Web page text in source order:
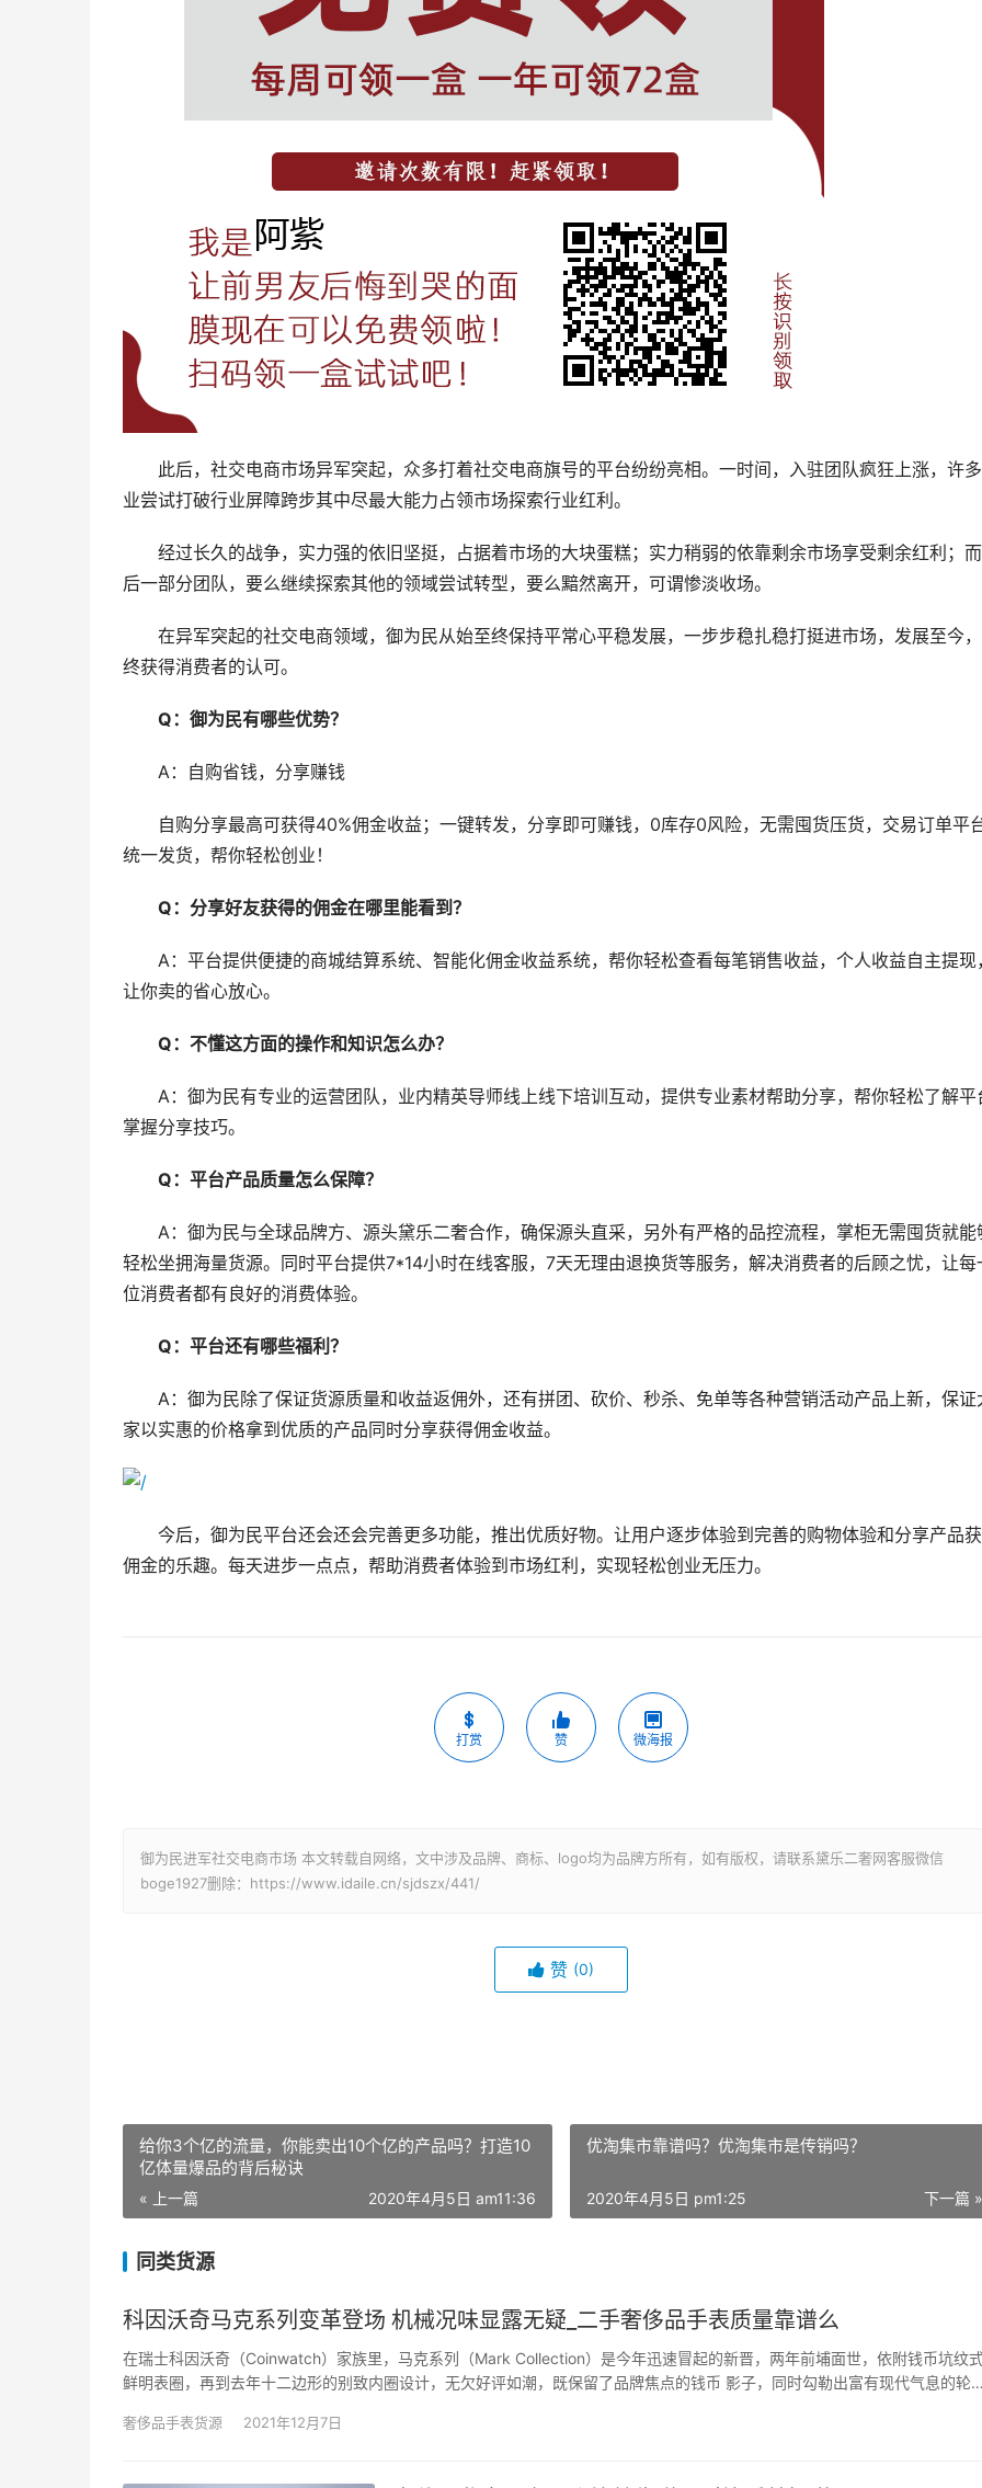
此后，社交电商市场异军突起，众多打着社交电商旗号的平台纷纷亮相。一时间，入驻团队疯狂上涨，许
业尝试打破行业屏障跨步其中尽最大能力占领市场探索行业红利。
经过长久的战争，实力强的依旧坚挺，占据着市场的大块蛋糕；实力稍弱的依靠剩余市场享受剩余红利；
后一部分团队，要么继续探索其他的领域尝试转型，要么黯然离开，可谓惨淡收场。
在异军突起的社交电商领域，御为民从始至终保持平常心平稳发展，一步步稳扎稳打挺进市场，发展至今
终获得消费者的认可。
Q：御为民有哪些优势？
A：自购省钱，分享赚钱
自购分享最高可获得40%佣金收益；一键转发，分享即可赚钱，0库存0风险，无需囤货压货，交易订单平
统一发货，帮你轻松创业！
Q：分享好友获得的佣金在哪里能看到？
A：平台提供便捷的商城结算系统、智能化佣金收益系统，帮你轻松查看每笔销售收益，个人收益自主提现
让你卖的省心放心。
Q：不懂这方面的操作和知识怎么办？
A：御为民有专业的运营团队，业内精英导师线上线下培训互动，提供专业素材帮助分享，帮你轻松了解平
掌握分享技巧。
Q：平台产品质量怎么保障？
A：御为民与全球品牌方、源头黛乐二奢合作，确保源头直采，另外有严格的品控流程，掌柜无需囤货就能
轻松坐拥海量货源。同时平台提供7*14小时在线客服，7天无理由退换货等服务，解决消费者的后顾之忧，让每
位消费者都有良好的消费体验。
Q：平台还有哪些福利？
A：御为民除了保证货源质量和收益返佣外，还有拼团、砍价、秒杀、免单等各种营销活动产品上新，保证
家以实惠的价格拿到优质的产品同时分享获得佣金收益。
今后，御为民平台还会还会完善更多功能，推出优质好物。让用户逐步体验到完善的购物体验和分享产品
佣金的乐趣。每天进步一点点，帮助消费者体验到市场红利，实现轻松创业无压力。
打赏 赞 微海报
御为民进军社交电商市场 本文转载自网络，文中涉及品牌、商标、logo均为品牌方所有，如有版权，请联系黛乐二奢网客服微信
boge1927删除：https://www.idaile.cn/sjdszx/441/
赞 (0)
给你3个亿的流量，你能卖出10个亿的产品吗？打造10
亿体量爆品的背后秘诀
« 上一篇 2020年4月5日 am11:36
优淘集市靠谱吗？优淘集市是传销吗？
下一篇 »
2020年4月5日 pm1:25
同类货源
科因沃奇马克系列变革登场 机械况味显露无疑_二手奢侈品手表质量靠谱么
在瑞士科因沃奇（Coinwatch）家族里，马克系列（Mark Collection）是今年迅速冒起的新晋，两年前埔面世，依附钱币坑纹
鲜明表圈，再到去年十二边形的别致内圈设计，无欠好评如潮，既保留了品牌焦点的钱币 影子，同时勾勒出富有现代气息的轮
奢侈品手表货源 2021年12月7日